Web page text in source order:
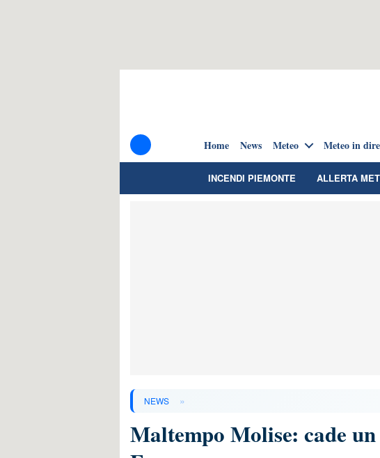
Home News Meteo Meteo in
INCENDI PIEMONTE ALLERTA
NEWS »
Maltempo Molise: cade